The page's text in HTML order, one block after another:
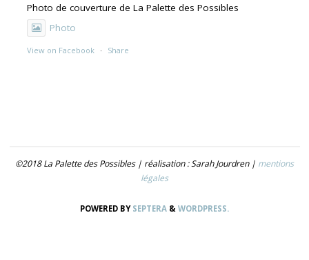
Photo de couverture de La Palette des Possibles
Photo
View on Facebook · Share
- 21.07- 5.09 : TROUVER LE NOM
©2018 La Palette des Possibles | réalisation : Sarah Jourdren | mentions
légales
POWERED BYSEPTERA & WORDPRESS.